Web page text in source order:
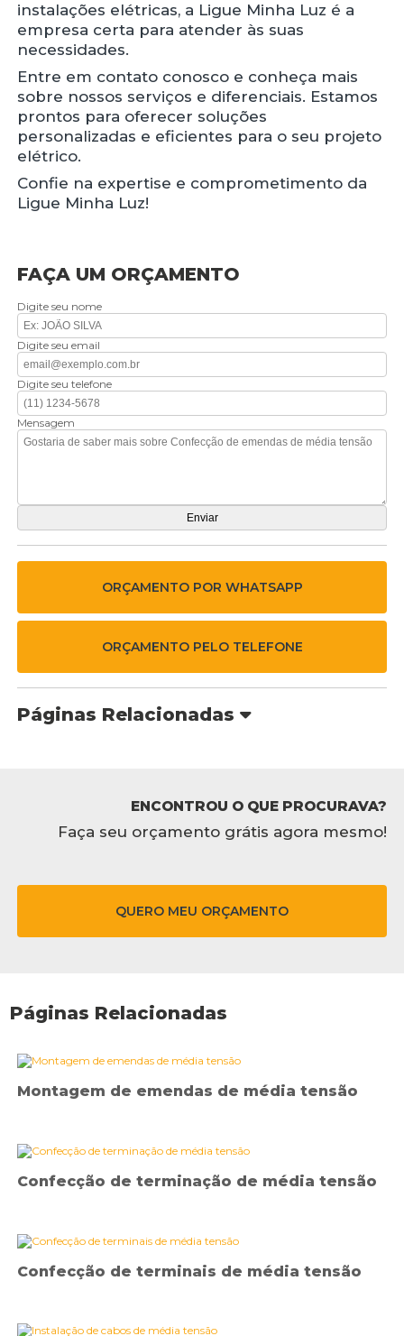
instalações elétricas, a Ligue Minha Luz é a
empresa certa para atender às suas
necessidades.
Entre em contato conosco e conheça mais
sobre nossos serviços e diferenciais. Estamos
prontos para oferecer soluções
personalizadas e eficientes para o seu projeto
elétrico.
Confie na expertise e comprometimento da
Ligue Minha Luz!
FAÇA UM ORÇAMENTO
Digite seu nome
Digite seu email
Digite seu telefone
Mensagem
ORÇAMENTO POR WHATSAPP
ORÇAMENTO PELO TELEFONE
Páginas Relacionadas
ENCONTROU O QUE PROCURAVA?
Faça seu orçamento grátis agora mesmo!
QUERO MEU ORÇAMENTO
Páginas Relacionadas
Montagem de emendas de média tensão
Confecção de terminação de média tensão
Confecção de terminais de média tensão